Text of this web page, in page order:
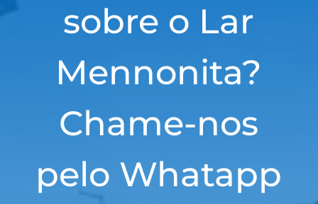
sobre o Lar
Mennonita?
Chame-nos
pelo Whatapp